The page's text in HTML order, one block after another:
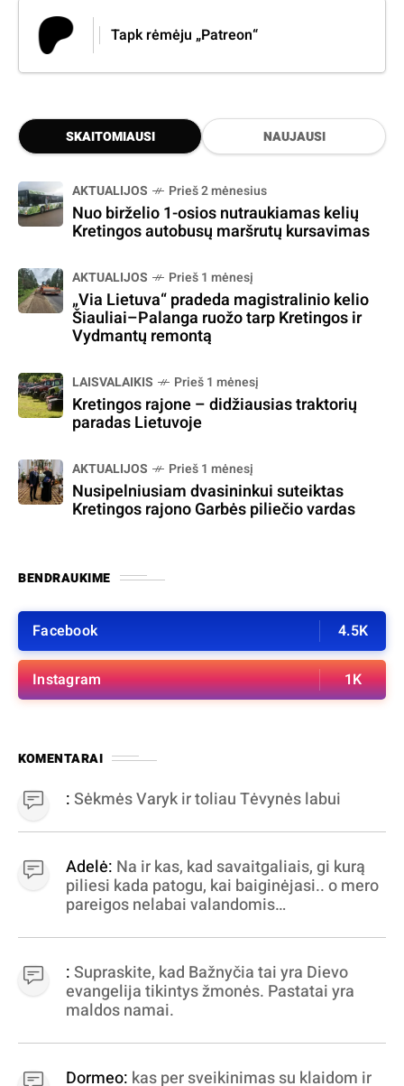
Tapk rėmėju „Patreon“
SKAITOMIAUSI NAUJAUSI
AKTUALIJOS Prieš 2 mėnesius
Nuo birželio 1-osios nutraukiamas kelių
Kretingos autobusų maršrutų kursavimas
AKTUALIJOS Prieš 1 mėnesį
„Via Lietuva“ pradeda magistralinio kelio
Šiauliai–Palanga ruožo tarp Kretingos ir
Vydmantų remontą
LAISVALAIKIS Prieš 1 mėnesį
Kretingos rajone – didžiausias traktorių
paradas Lietuvoje
AKTUALIJOS Prieš 1 mėnesį
Nusipelniusiam dvasininkui suteiktas
Kretingos rajono Garbės piliečio vardas
BENDRAUKIME
Facebook 4.5K
Instagram 1K
KOMENTARAI
:Sėkmės Varyk ir toliau Tėvynės labui
Adelė: Na ir kas, kad savaitgaliais, gi kurą
piliesi kada patogu, kai baiginėjasi.. o mero
pareigos nelabai valandomis
virpinimas, ieškokit kur milijonus vagia
dujininkai, elektros aferistai, stadionų
statytojai Vilnuje
:Supraskite, kad Bažnyčia tai yra Dievo
evangelija tikintys žmonės. Pastatai yra
maldos namai.
Dormeo: kas per sveikinimas su klaidom ir